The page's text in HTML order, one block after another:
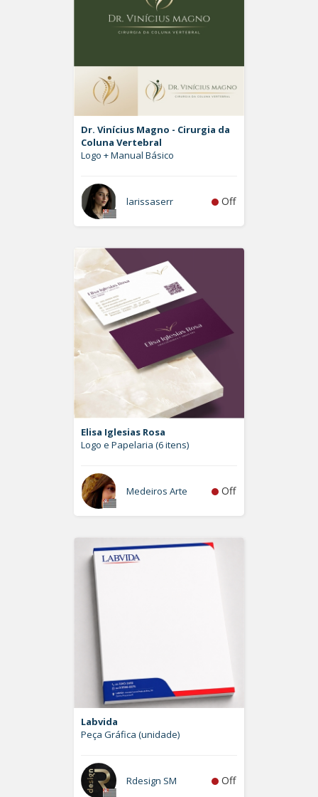
Dr. Vinícius Magno - Cirurgia da
Coluna Vertebral
Logo + Manual Básico
larissaserr Off
Elisa Iglesias Rosa
Logo e Papelaria (6 itens)
Medeiros Arte Off
Labvida
Peça Gráfica (unidade)
Rdesign SM Off